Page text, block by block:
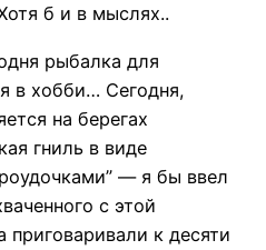
б и в мыслях..
рыбалка для
в хобби… Сегодня,
на берегах
гниль в виде
— я бы ввел
с этой
к десяти